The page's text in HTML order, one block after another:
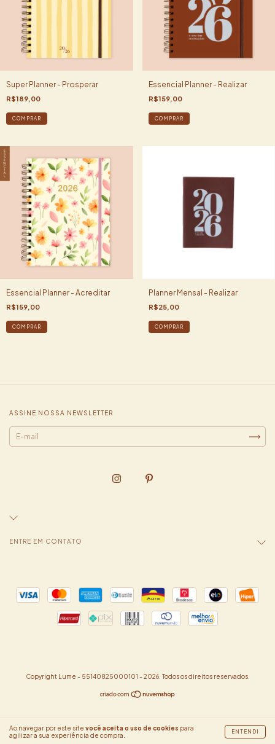
Ao navegar por este site você aceita o uso de cookies para
agilizar a sua experiência de compra.
ENTENDI
Super Planner - Prosperar
R$189,00
COMPRAR
Essencial Planner - Realizar
R$159,00
COMPRAR
Essencial Planner - Acreditar
R$159,00
COMPRAR
Planner Mensal - Realizar
R$25,00
COMPRAR
ASSINE NOSSA NEWSLETTER
ENTRE EM CONTATO
Copyright Lume - 55140825000101 - 2026. Todos os direitos reservados.